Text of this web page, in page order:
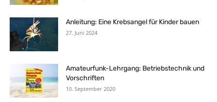
Anleitung: Eine Krebsangel für Kinder bauen
27. Juni 2024
Amateurfunk-Lehrgang: Betriebstechnik und
Vorschriften
10. September 2020